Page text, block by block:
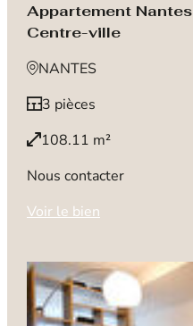
Appartement Nantes
Centre-ville
NANTES
3 pièces
108.11 m²
Nous contacter
Voir le bien